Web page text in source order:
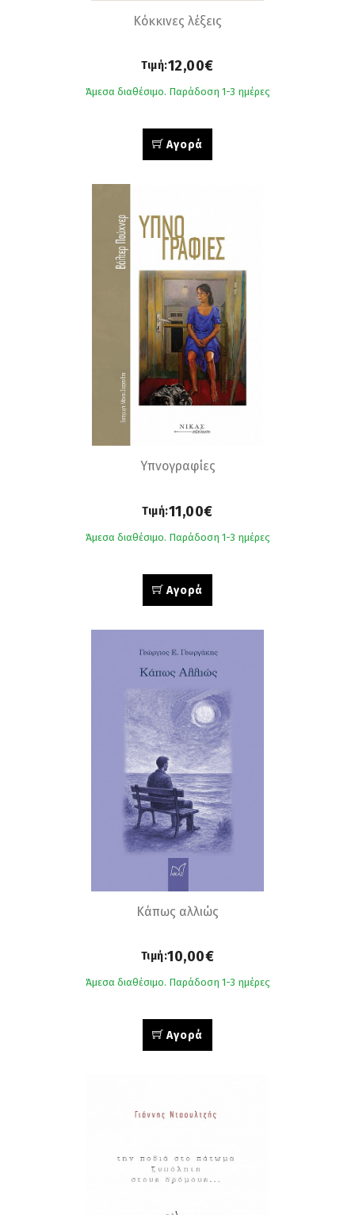
Κόκκινες λέξεις
Τιμή:12,00€
Άμεσα διαθέσιμο. Παράδοση 1-3 ημέρες
Αγορά
Υπνογραφίες
Τιμή:11,00€
Άμεσα διαθέσιμο. Παράδοση 1-3 ημέρες
Αγορά
Κάπως αλλιώς
Τιμή:10,00€
Άμεσα διαθέσιμο. Παράδοση 1-3 ημέρες
Αγορά